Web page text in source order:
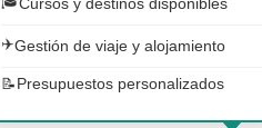
Cursos y destinos disponibles
✈️Gestión de viaje y alojamiento
📝 Presupuestos personalizados